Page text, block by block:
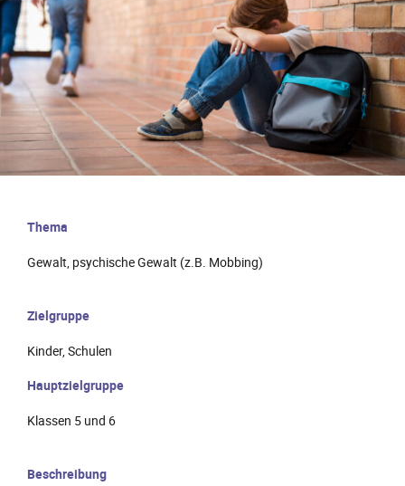
Thema
Gewalt, psychische Gewalt (z.B. Mobbing)
Zielgruppe
Kinder, Schulen
Hauptzielgruppe
Klassen 5 und 6
Beschreibung